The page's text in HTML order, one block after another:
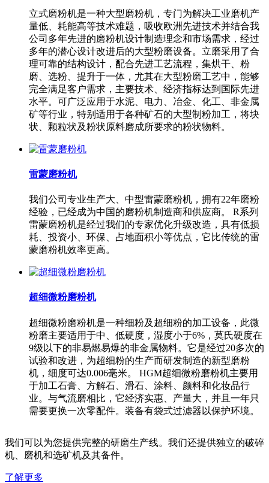
立式磨粉机是一种大型磨粉机，专门为解决工业磨机产
量低、耗能高等技术难题，吸收欧洲先进技术并结合我
公司多年先进的磨粉机设计制造理念和市场需求，经过
多年的潜心设计改进后的大型粉磨设备。立磨采用了合
理可靠的结构设计，配合先进工艺流程，集烘干、粉
磨、选粉、提升于一体，尤其在大型粉磨工艺中，能够
完全满足客户需求，主要技术、经济指标达到国际先进
水平。可广泛应用于水泥、电力、冶金、化工、非金属
矿等行业，特别适用于各种矿石的大型制粉加工，将块
状、颗粒状及粉状原料磨成所要求的粉状物料。
雷蒙磨粉机
我们公司专业生产大、中型雷蒙磨粉机，拥有22年磨粉
经验，已经成为中国的磨粉机制造商和供应商。 R系列
雷蒙磨粉机是经过我们的专家优化升级改造，具有低损
耗、投资小、环保、占地面积小等优点，它比传统的雷
蒙磨粉机效率更高。
超细微粉磨粉机
超细微粉磨粉机是一种细粉及超细粉的加工设备，此微
粉磨主要适用于中、低硬度，湿度小于6%，莫氏硬度在
9级以下的非易燃易爆的非金属物料。它是经过20多次的
试验和改进，为超细粉的生产而研发制造的新型磨粉
机，细度可达0.006毫米。 HGM超细微粉磨粉机主要用
于加工石膏、方解石、滑石、涂料、颜料和化妆品行
业。与气流磨相比，它经济实惠、产量大，并且一年只
需要更换一次零配件。装备有袋式过滤器以保护环境。
我们可以为您提供完整的研磨生产线。我们还提供独立的破碎
机、磨机和选矿机及其备件。
了解更多